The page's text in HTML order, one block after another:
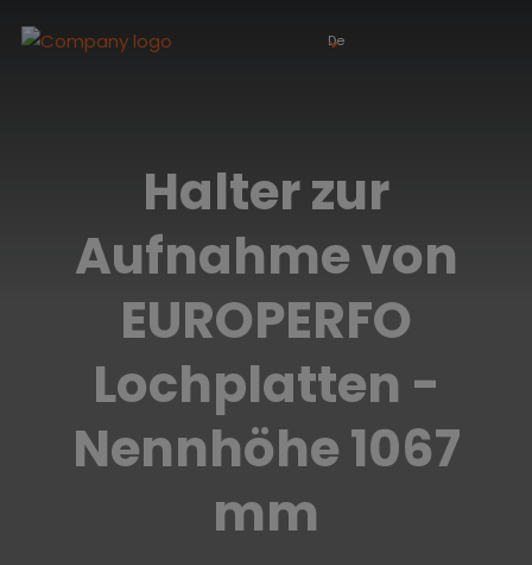
De
Halter zur
Aufnahme von
EUROPERFO
Lochplatten -
Nennhöhe 1067
mm